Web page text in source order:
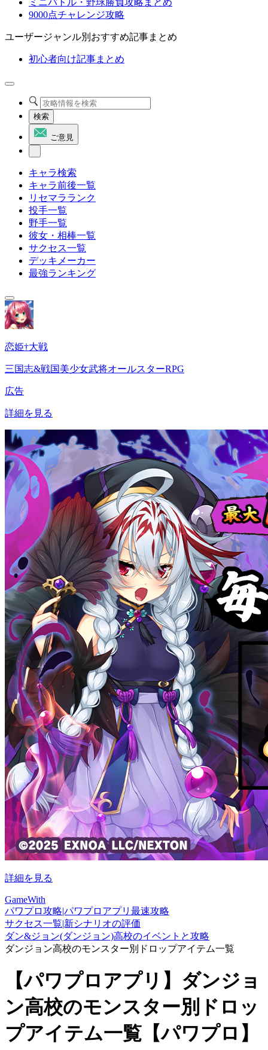
ミニバトル・野球勝負攻略まとめ
9000点チャレンジ攻略
ユーザージャンル別おすすめ記事まとめ
初心者向け記事まとめ
検索
ご意見
キャラ検索
キャラ前後一覧
リセマラランク
投手一覧
野手一覧
彼女・相棒一覧
サクセス一覧
デッキメーカー
最強ランキング
恋姫†大戦
三国志&戦国美少女武将オールスターRPG
広告
詳細を見る
詳細を見る
GameWith
パワプロ攻略|パワプロアプリ最速攻略
サクセス一覧|新シナリオの評価
ダン&ジョン(ダンジョン)高校のイベントと攻略
ダンジョン高校のモンスター別ドロップアイテム一覧
【パワプロアプリ】ダンジョ
ン高校のモンスター別ドロッ
プアイテム一覧【パワプロ】